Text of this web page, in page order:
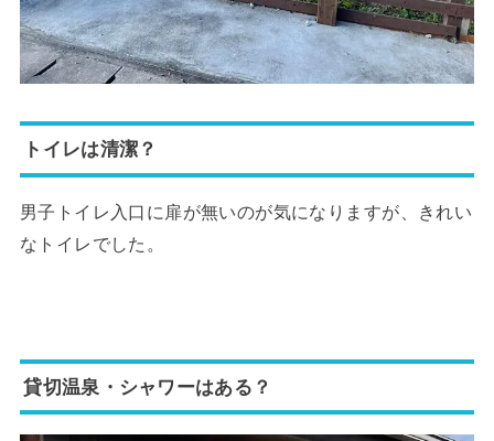
トイレは清潔？
男子トイレ入口に扉が無いのが気になりますが、きれい
なトイレでした。
貸切温泉・シャワーはある？